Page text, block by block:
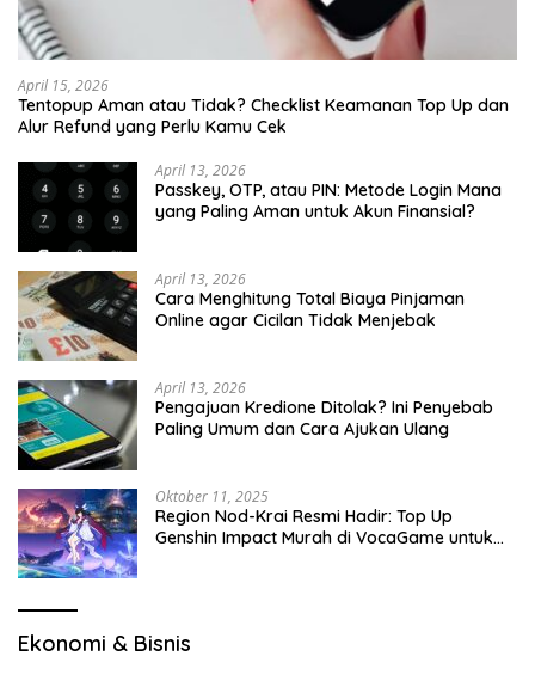
April 15, 2026
Tentopup Aman atau Tidak? Checklist Keamanan Top Up dan
Alur Refund yang Perlu Kamu Cek
April 13, 2026
Passkey, OTP, atau PIN: Metode Login Mana
yang Paling Aman untuk Akun Finansial?
April 13, 2026
Cara Menghitung Total Biaya Pinjaman
Online agar Cicilan Tidak Menjebak
April 13, 2026
Pengajuan Kredione Ditolak? Ini Penyebab
Paling Umum dan Cara Ajukan Ulang
Oktober 11, 2025
Region Nod-Krai Resmi Hadir: Top Up
Genshin Impact Murah di VocaGame untuk
Ekonomi & Bisnis